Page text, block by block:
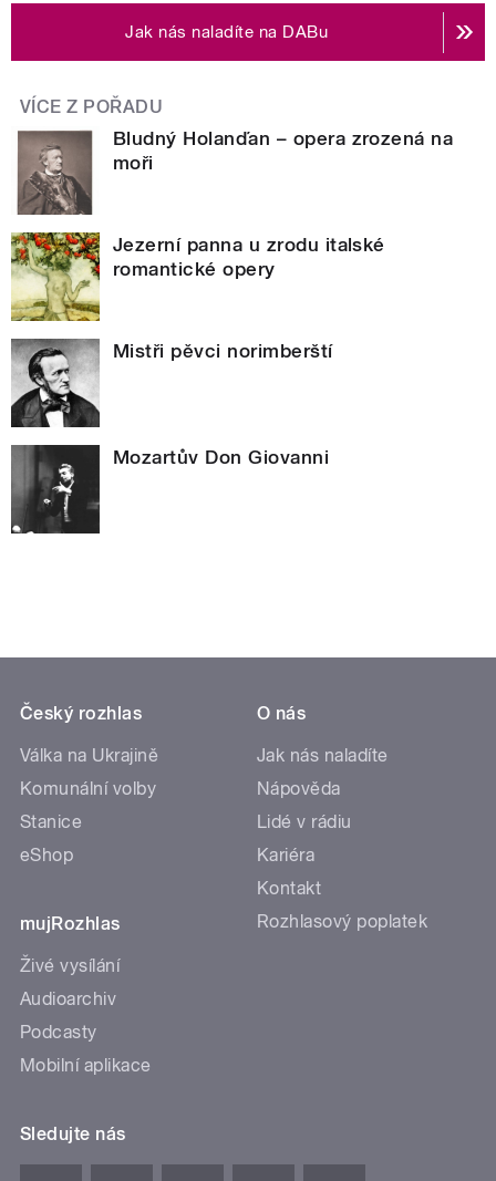
Jak nás naladíte na DABu
VÍCE Z POŘADU
Bludný Holanďan – opera zrozená na
moři
Jezerní panna u zrodu italské
romantické opery
Mistři pěvci norimberští
Mozartův Don Giovanni
Český rozhlas
Válka na Ukrajině
Komunální volby
Stanice
eShop
mujRozhlas
Živé vysílání
Audioarchiv
Podcasty
Mobilní aplikace
O nás
Jak nás naladíte
Nápověda
Lidé v rádiu
Kariéra
Kontakt
Rozhlasový poplatek
Sledujte nás